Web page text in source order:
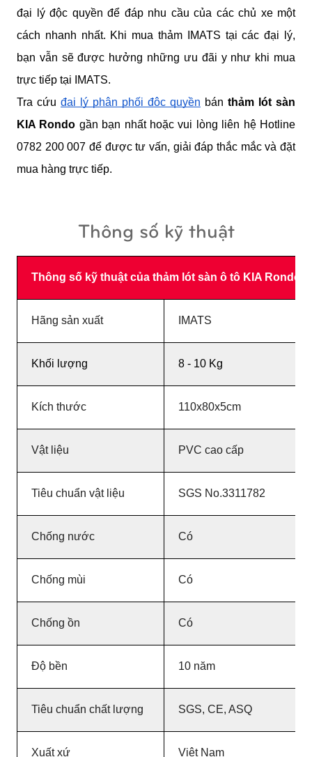
đại lý độc quyền để đáp nhu cầu của các chủ xe một
cách nhanh nhất. Khi mua thảm IMATS tại các đại lý,
bạn vẫn sẽ được hưởng những ưu đãi y như khi mua
trực tiếp tại IMATS.
Tra cứu đại lý phân phối độc quyền bán thảm lót sàn
KIA Rondo gần bạn nhất hoặc vui lòng liên hệ Hotline
0782 200 007 để được tư vấn, giải đáp thắc mắc và đặt
mua hàng trực tiếp.
Thông số kỹ thuật
Thông số kỹ thuật của thảm lót sàn ô tô KIA Rondo
Hãng sản xuất IMATS
Khối lượng 8 - 10 Kg
Kích thước 110x80x5cm
Vật liệu PVC cao cấp
Tiêu chuẩn vật liệu SGS No.3311782
Chống nước Có
Chống mùi Có
Chống ồn Có
Độ bền 10 năm
Tiêu chuẩn chất lượng SGS, CE, ASQ
Xuất xứ Việt Nam